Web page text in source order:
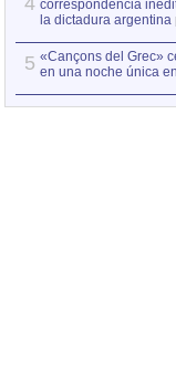
correspondencia
la dictadura argentina
5 «Cançons del Grec»
en una noche única